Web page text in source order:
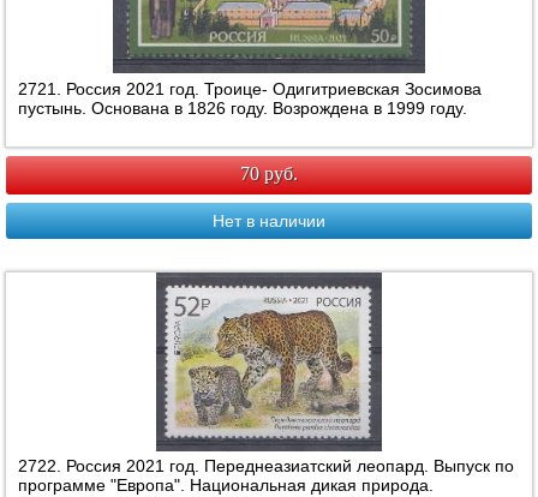
2721. Россия 2021 год. Троице- Одигитриевская Зосимова
пустынь. Основана в 1826 году. Возрождена в 1999 году.
70 руб.
Нет в наличии
2722. Россия 2021 год. Переднеазиатский леопард. Выпуск по
программе "Европа". Национальная дикая природа.